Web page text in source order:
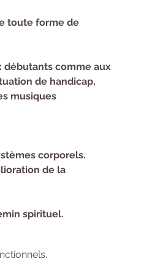
toute forme de
comme aux
de handicap,
musiques
corporels.
de la
spirituel.